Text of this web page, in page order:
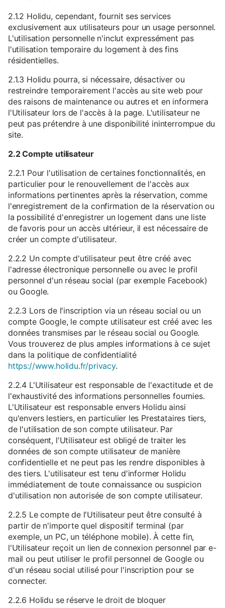
2.1.2 Holidu, cependant, fournit ses services
exclusivement aux utilisateurs pour un usage personnel.
L'utilisation personnelle n'inclut expressément pas
l'utilisation temporaire du logement à des fins
résidentielles.
2.1.3 Holidu pourra, si nécessaire, désactiver ou
restreindre temporairement l'accès au site web pour
des raisons de maintenance ou autres et en informera
l'Utilisateur lors de l'accès à la page. L'utilisateur ne
peut pas prétendre à une disponibilité ininterrompue du
site.
2.2 Compte utilisateur
2.2.1 Pour l'utilisation de certaines fonctionnalités, en
particulier pour le renouvellement de l'accès aux
informations pertinentes après la réservation, comme
l'enregistrement de la confirmation de la réservation ou
la possibilité d'enregistrer un logement dans une liste
de favoris pour un accès ultérieur, il est nécessaire de
créer un compte d'utilisateur.
2.2.2 Un compte d'utilisateur peut être créé avec
l'adresse électronique personnelle ou avec le profil
personnel d'un réseau social (par exemple Facebook)
ou Google.
2.2.3 Lors de l'inscription via un réseau social ou un
compte Google, le compte utilisateur est créé avec les
données transmises par le réseau social ou Google.
Vous trouverez de plus amples informations à ce sujet
dans la politique de confidentialité
https://www.holidu.fr/privacy.
2.2.4 L'Utilisateur est responsable de l'exactitude et de
l'exhaustivité des informations personnelles fournies.
L'Utilisateur est responsable envers Holidu ainsi
qu'envers lestiers, en particulier les Prestataires tiers,
de l'utilisation de son compte utilisateur. Par
conséquent, l'Utilisateur est obligé de traiter les
données de son compte utilisateur de manière
confidentielle et ne peut pas les rendre disponibles à
des tiers. L'utilisateur est tenu d'informer Holidu
immédiatement de toute connaissance ou suspicion
d'utilisation non autorisée de son compte utilisateur.
2.2.5 Le compte de l'Utilisateur peut être consulté à
partir de n'importe quel dispositif terminal (par
exemple, un PC, un téléphone mobile). À cette fin,
l'Utilisateur reçoit un lien de connexion personnel par e-
mail ou peut utiliser le profil personnel de Google ou
d'un réseau social utilisé pour l'inscription pour se
connecter.
2.2.6 Holidu se réserve le droit de bloquer